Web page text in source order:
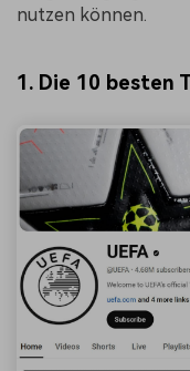
nutzen können.
1. Die 10 besten